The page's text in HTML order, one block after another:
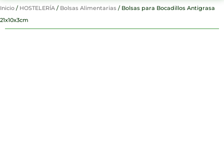
Inicio / HOSTELERÍA / Bolsas Alimentarias / Bolsas para Bocadillos Antigrasa
21x10x3cm